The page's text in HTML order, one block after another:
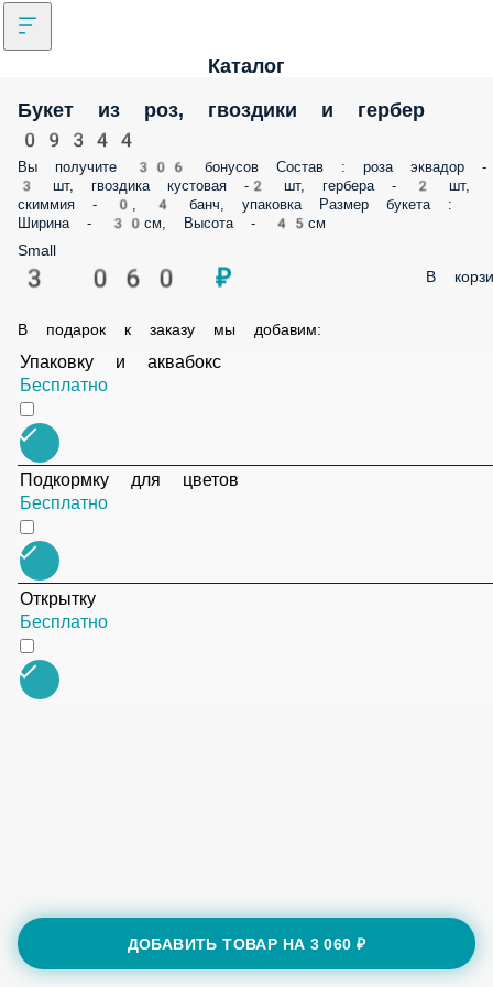
Каталог
Букет из роз, гвоздики и гербер
09344
Вы получите 306 бонусов Состав : роза эквадор
3 шт, гвоздика кустовая -2 шт, гербера - 2 шт,
скиммия - 0, 4 банч, упаковка Размер букета :
Ширина - 30см, Высота - 45см
Small
3 060 ₽ В
В подарок к заказу мы добавим:
Упаковку и аквабокс
Бесплатно
Подкормку для цветов
Бесплатно
Открытку
Бесплатно
ДОБАВИТЬ ТОВАР НА 3 060 ₽